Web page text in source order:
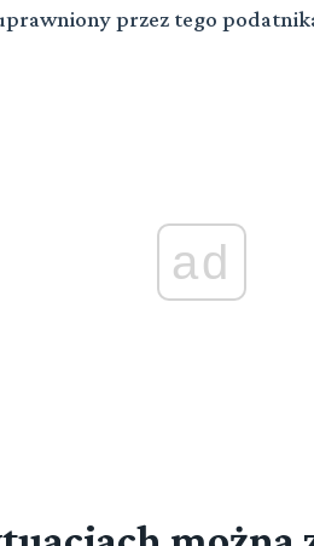
przez tego
ad